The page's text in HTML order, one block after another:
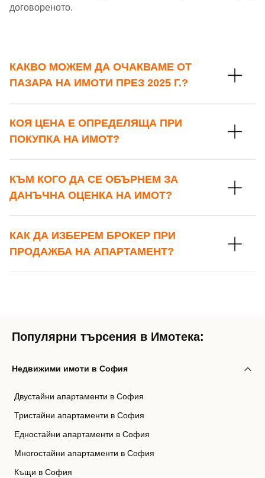
договореното.
КАКВО МОЖЕМ ДА ОЧАКВАМЕ ОТ
ПАЗАРА НА ИМОТИ ПРЕЗ 2025 Г.?
КОЯ ЦЕНА Е ОПРЕДЕЛЯЩА ПРИ
ПОКУПКА НА ИМОТ?
КЪМ КОГО ДА СЕ ОБЪРНЕМ ЗА
ДАНЪЧНА ОЦЕНКА НА ИМОТ?
КАК ДА ИЗБЕРЕМ БРОКЕР ПРИ
ПРОДАЖБА НА АПАРТАМЕНТ?
Популярни търсения в Имотека:
Недвижими имоти в София
Двустайни апартаменти в София
Тристайни апартаменти в София
Едностайни апартаменти в София
Многостайни апартаменти в София
Къщи в София